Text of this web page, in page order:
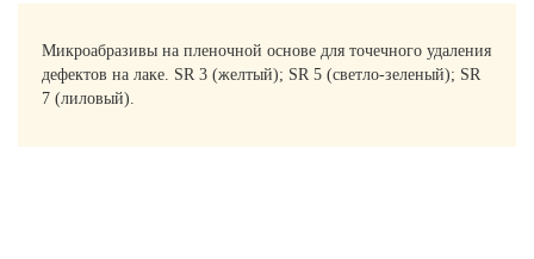
Микроабразивы на пленочной основе для точечного удаления
дефектов на лаке. SR 3 (желтый); SR 5 (светло-зеленый); SR
7 (лиловый).